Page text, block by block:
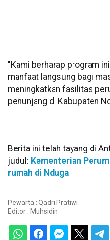
"Kami berharap program
manfaat langsung bagi
meningkatkan fasilitas
penunjang di Kabupaten
Berita ini telah tayang di
judul: Kementerian
rumah di Nduga
Pewarta : Qadri Pratiwi
Editor : Muhsidin